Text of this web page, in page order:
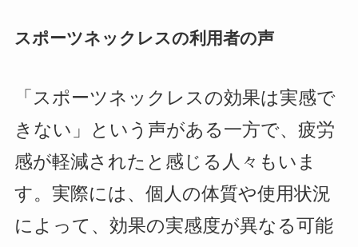
スポーツネックレスの利用者の声
「スポーツネックレスの効果は実感で
きない」という声がある一方で、疲労
感が軽減されたと感じる人々もいま
す。実際には、個人の体質や使用状況
によって、効果の実感度が異なる可能